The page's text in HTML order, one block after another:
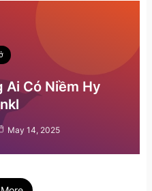
Ai Có Niềm Hy
May 14, 2025